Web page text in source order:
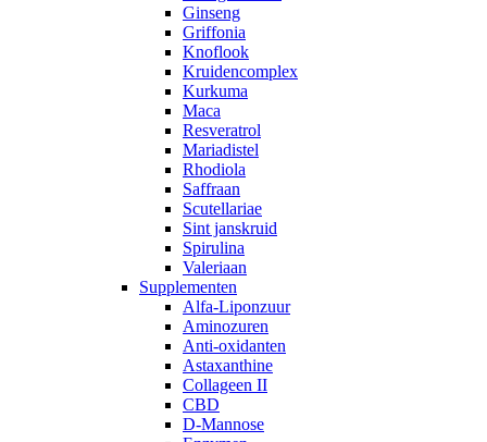
Ginseng
Griffonia
Knoflook
Kruidencomplex
Kurkuma
Maca
Resveratrol
Mariadistel
Rhodiola
Saffraan
Scutellariae
Sint janskruid
Spirulina
Valeriaan
Supplementen
Alfa-Liponzuur
Aminozuren
Anti-oxidanten
Astaxanthine
Collageen II
CBD
D-Mannose